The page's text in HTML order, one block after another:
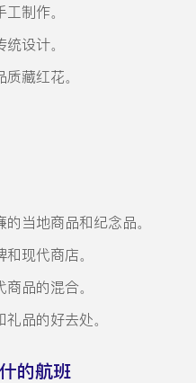
工制作。
统设计。
质藏红花。
当地商品和纪念品。
和现代商店。
品的混合。
品的好去处。
的航班